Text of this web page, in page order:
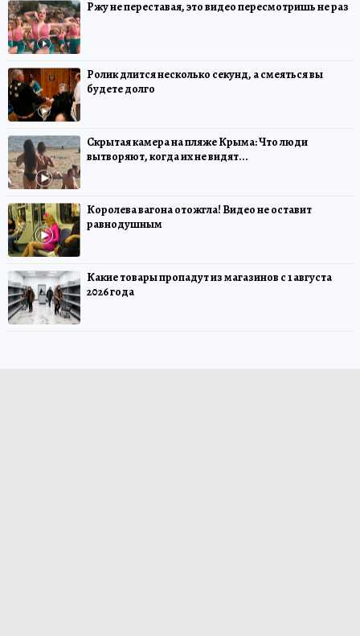
Ржу не переставая, это видео пересмотришь не раз
Ролик длится несколько секунд, а смеяться вы
будете долго
Скрытая камера на пляже Крыма: Что люди
вытворяют, когда их не видят...
Королева вагона отожгла! Видео не оставит
равнодушным
Какие товары пропадут из магазинов с 1 августа
2026 года